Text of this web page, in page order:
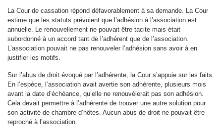
La Cour de cassation répond défavorablement à sa demande. La Cour
estime que les statuts prévoient que l’adhésion à l’association est
annuelle. Le renouvellement ne pouvait être tacite mais était
subordonné à un accord tant de l’adhérent que de l’association.
L’association pouvait ne pas renouveler l’adhésion sans avoir à en
justifier les motifs.
Sur l’abus de droit évoqué par l’adhérente, la Cour s’appuie sur les faits.
En l’espèce, l’association avait avertie son adhérente, plusieurs mois
avant la date d’échéance, qu’elle ne renouvèlerait pas son adhésion.
Cela devait permettre à l’adhérente de trouver une autre solution pour
son activité de chambre d’hôtes. Aucun abus de droit ne pouvait être
reproché à l’association.